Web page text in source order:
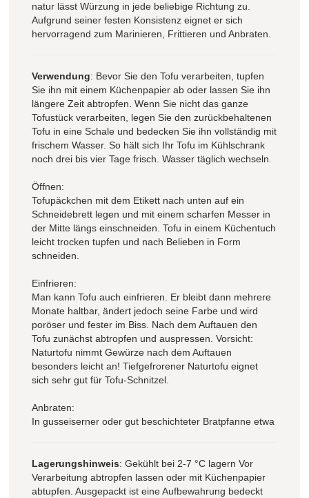
natur lässt Würzung in jede beliebige Richtung zu.
Aufgrund seiner festen Konsistenz eignet er sich
hervorragend zum Marinieren, Frittieren und Anbraten.
Verwendung: Bevor Sie den Tofu verarbeiten, tupfen
Sie ihn mit einem Küchenpapier ab oder lassen Sie ihn
längere Zeit abtropfen. Wenn Sie nicht das ganze
Tofustück verarbeiten, legen Sie den zurückbehaltenen
Tofu in eine Schale und bedecken Sie ihn vollständig mit
frischem Wasser. So hält sich Ihr Tofu im Kühlschrank
noch drei bis vier Tage frisch. Wasser täglich wechseln.
Öffnen:
Tofupäckchen mit dem Etikett nach unten auf ein
Schneidebrett legen und mit einem scharfen Messer in
der Mitte längs einschneiden. Tofu in einem Küchentuch
leicht trocken tupfen und nach Belieben in Form
schneiden.
Einfrieren:
Man kann Tofu auch einfrieren. Er bleibt dann mehrere
Monate haltbar, ändert jedoch seine Farbe und wird
poröser und fester im Biss. Nach dem Auftauen den
Tofu zunächst abtropfen und auspressen. Vorsicht:
Naturtofu nimmt Gewürze nach dem Auftauen
besonders leicht an! Tiefgefrorener Naturtofu eignet
sich sehr gut für Tofu-Schnitzel.
Anbraten:
In gusseiserner oder gut beschichteter Bratpfanne etwa
Lagerungshinweis: Gekühlt bei 2-7 °C lagern Vor
Verarbeitung abtropfen lassen oder mit Küchenpapier
abtupfen. Ausgepackt ist eine Aufbewahrung bedeckt